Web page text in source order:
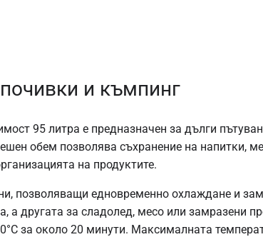
и къмпинг
95 литра е предназначен за дълги
обем позволява съхранение на напитки,
на продуктите.
позволяващи едновременно охлаждане и
а другата за сладолед, месо или замразени
за около 20 минути. Максималната